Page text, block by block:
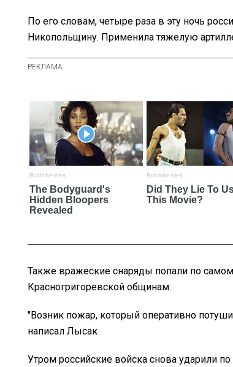
По его словам, четыре раза в эту ночь
Никопольщину. Применила тяжелую
Также вражеские снаряды попали по
Красногригоревской общинам.
"Возник пожар, который оперативно
написал Лысак
Утром российские войска снова ударили